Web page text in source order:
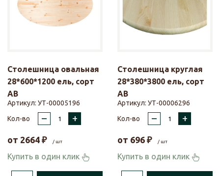
Столешница овальная
28*600*1200 ель, сорт
АВ
Артикул: УТ-00005196
Кол-во
– +
от 2664 ₽ / шт
Купить в один клик
Столешница круглая
28*380*3800 ель, сорт
АВ
Артикул: УТ-00006296
Кол-во
– +
от 696 ₽ / шт
Купить в один клик